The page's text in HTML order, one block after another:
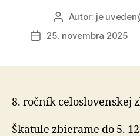
AutorAutor: je
Dátum
25. novembra 2025
8. ročník celoslovenskej
Škatule zbierame do 5.